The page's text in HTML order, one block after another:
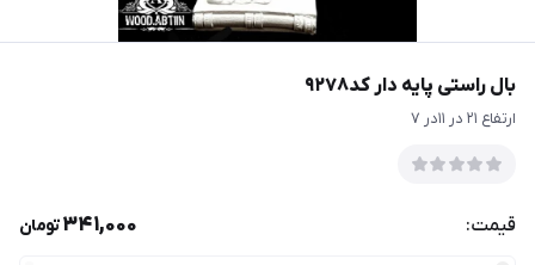
بال راستی پایه دار کد۹۲۷۸
ارتفاع ۲۱ در ۱۱در ۷
قیمت: 341,000تومان